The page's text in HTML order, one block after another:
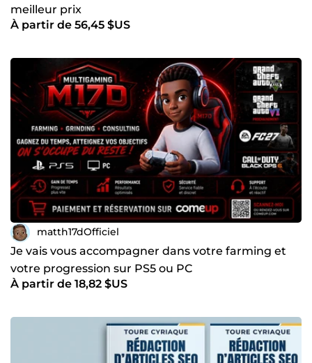
meilleur prix
À partir de 56,45 $US
matth17dOfficiel
Je vais vous accompagner dans votre farming et
votre progression sur PS5 ou PC
À partir de 18,82 $US